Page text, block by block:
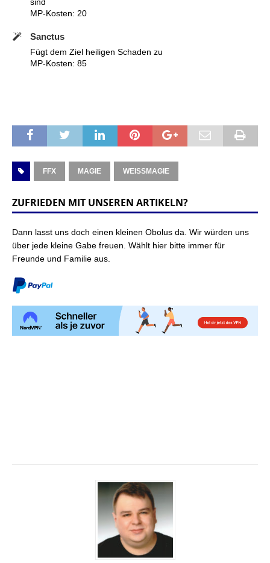
sind
MP-Kosten: 20
Sanctus
Fügt dem Ziel heiligen Schaden zu
MP-Kosten: 85
FFX MAGIE WEISSMAGIE
ZUFRIEDEN MIT UNSEREN ARTIKELN?
Dann lasst uns doch einen kleinen Obolus da. Wir würden uns
über jede kleine Gabe freuen. Wählt hier bitte immer für
Freunde und Familie aus.